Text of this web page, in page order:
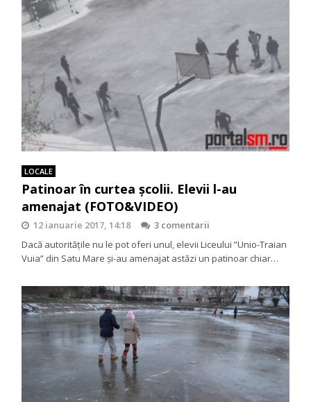
LOCALE
Patinoar în curtea școlii. Elevii l-au
amenajat (FOTO&VIDEO)
12 ianuarie 2017, 14:18
3 comentarii
Dacă autoritățile nu le pot oferi unul, elevii Liceului ”Unio-Traian
Vuia” din Satu Mare și-au amenajat astăzi un patinoar chiar…